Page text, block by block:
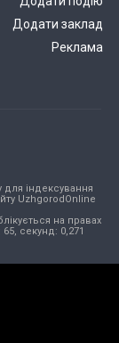
Додати заклад
Реклама
індексування
UzhgorodOnline
на правах
65, секунд: 0,271